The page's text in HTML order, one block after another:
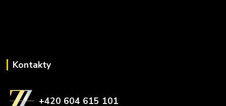
Kontakty
+420 604 615 101